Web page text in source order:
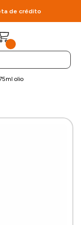
de crédito
olio